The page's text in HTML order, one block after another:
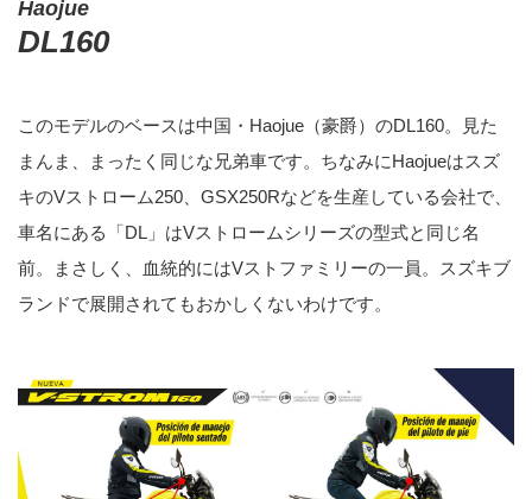
Haojue
DL160
このモデルのベースは中国・Haojue（豪爵）のDL160。見た
まんま、まったく同じな兄弟車です。ちなみにHaojueはスズ
キのVストローム250、GSX250Rなどを生産している会社で、
車名にある「DL」はVストロームシリーズの型式と同じ名
前。まさしく、血統的にはVストファミリーの一員。スズキブ
ランドで展開されてもおかしくないわけです。